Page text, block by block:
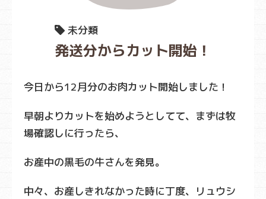
未分類
発送分からカット開始！
今日から12月分のお肉カット開始しました！
早朝よりカットを始めようとしてて、まずは牧
場確認しに行ったら、
お産中の黒毛の牛さんを発見。
中々、お産しきれなかった時に丁度、リュウシ